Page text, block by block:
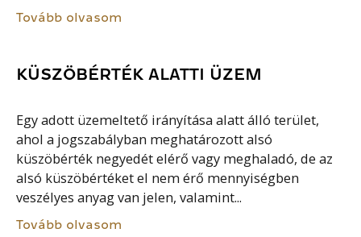
Tovább olvasom
KÜSZÖBÉRTÉK ALATTI ÜZEM
Egy adott üzemeltető irányítása alatt álló terület,
ahol a jogszabályban meghatározott alsó
küszöbérték negyedét elérő vagy meghaladó, de az
alsó küszöbértéket el nem érő mennyiségben
veszélyes anyag van jelen, valamint...
Tovább olvasom